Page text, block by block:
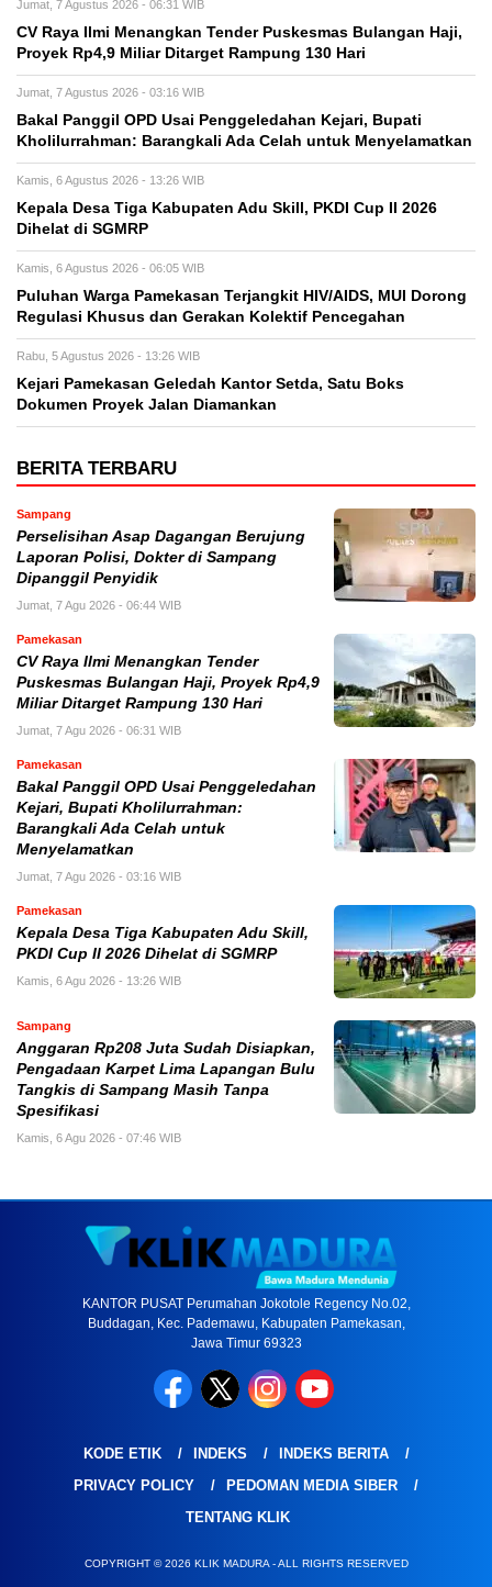
Jumat, 7 Agustus 2026 - 06:31 WIB
CV Raya Ilmi Menangkan Tender Puskesmas Bulangan Haji,
Proyek Rp4,9 Miliar Ditarget Rampung 130 Hari
Jumat, 7 Agustus 2026 - 03:16 WIB
Bakal Panggil OPD Usai Penggeledahan Kejari, Bupati
Kholilurrahman: Barangkali Ada Celah untuk Menyelamatkan
Kamis, 6 Agustus 2026 - 13:26 WIB
Kepala Desa Tiga Kabupaten Adu Skill, PKDI Cup II 2026
Dihelat di SGMRP
Kamis, 6 Agustus 2026 - 06:05 WIB
Puluhan Warga Pamekasan Terjangkit HIV/AIDS, MUI Dorong
Regulasi Khusus dan Gerakan Kolektif Pencegahan
Rabu, 5 Agustus 2026 - 13:26 WIB
Kejari Pamekasan Geledah Kantor Setda, Satu Boks
Dokumen Proyek Jalan Diamankan
BERITA TERBARU
Sampang
Perselisihan Asap Dagangan Berujung
Laporan Polisi, Dokter di Sampang
Dipanggil Penyidik
Jumat, 7 Agu 2026 - 06:44 WIB
Pamekasan
CV Raya Ilmi Menangkan Tender
Puskesmas Bulangan Haji, Proyek Rp4,9
Miliar Ditarget Rampung 130 Hari
Jumat, 7 Agu 2026 - 06:31 WIB
Pamekasan
Bakal Panggil OPD Usai Penggeledahan
Kejari, Bupati Kholilurrahman:
Barangkali Ada Celah untuk
Menyelamatkan
Jumat, 7 Agu 2026 - 03:16 WIB
Pamekasan
Kepala Desa Tiga Kabupaten Adu Skill,
PKDI Cup II 2026 Dihelat di SGMRP
Kamis, 6 Agu 2026 - 13:26 WIB
Sampang
Anggaran Rp208 Juta Sudah Disiapkan,
Pengadaan Karpet Lima Lapangan Bulu
Tangkis di Sampang Masih Tanpa
Spesifikasi
Kamis, 6 Agu 2026 - 07:46 WIB
KANTOR PUSAT Perumahan Jokotole Regency No.02,
Buddagan, Kec. Pademawu, Kabupaten Pamekasan,
Jawa Timur 69323
KODE ETIK INDEKS
INDEKS BERITA
PRIVACY POLICY
PEDOMAN MEDIA SIBER
TENTANG KLIK
COPYRIGHT © 2026 KLIK MADURA - ALL RIGHTS RESERVED